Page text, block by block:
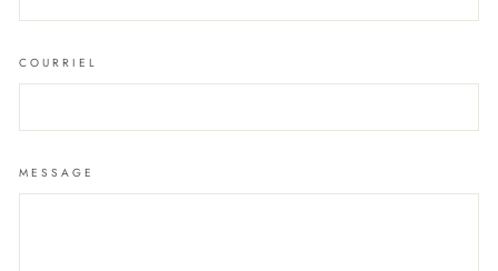
COURRIEL
MESSAGE